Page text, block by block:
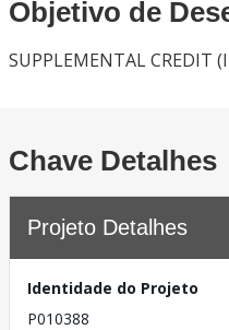
Objetivo de
SUPPLEMENTAL CREDIT
Chave Detalhes
Projeto Detalhes
Identidade do Projeto
P010388